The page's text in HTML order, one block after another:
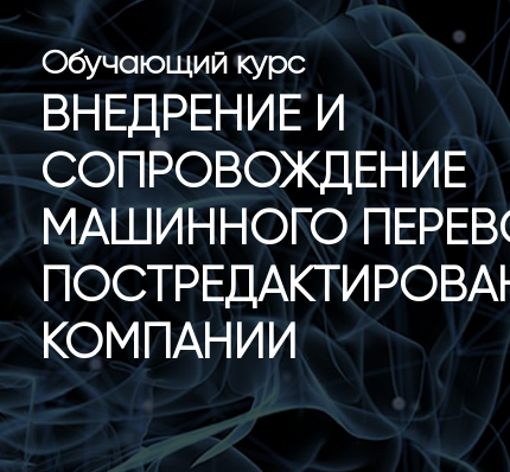
Обучающий курс
ВНЕДРЕНИЕ И
СОПРОВОЖДЕНИЕ
МАШИННОГО
КОМПАНИИ